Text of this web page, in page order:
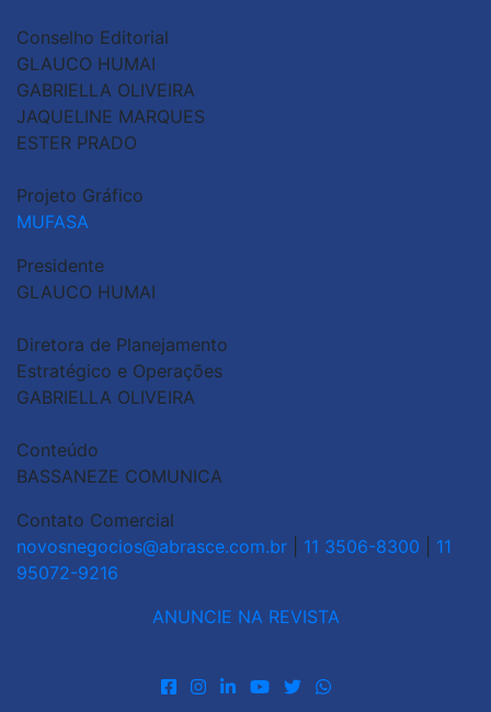
Conselho Editorial
GLAUCO HUMAI
GABRIELLA OLIVEIRA
JAQUELINE MARQUES
ESTER PRADO
Projeto Gráfico
MUFASA
Presidente
GLAUCO HUMAI
Diretora de Planejamento
Estratégico e Operações
GABRIELLA OLIVEIRA
Conteúdo
BASSANEZE COMUNICA
Contato Comercial
novosnegocios@abrasce.com.br
11 3506-8300
11
95072-9216
ANUNCIE NA REVISTA